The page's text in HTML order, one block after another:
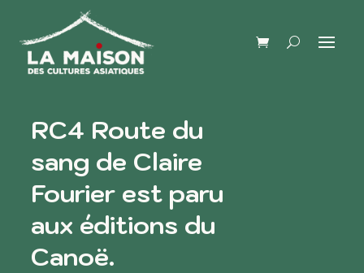
RC4 Route du
sang de Claire
Fourier est paru
aux éditions du
Canoë.